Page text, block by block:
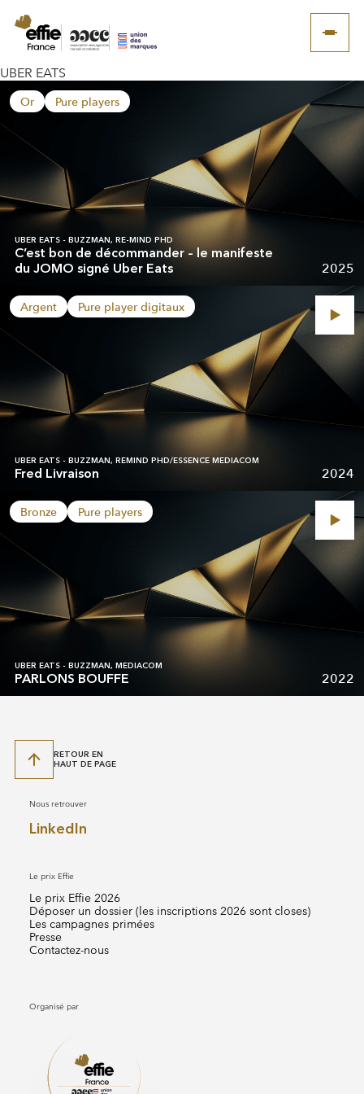
UBER EATS
Or Pure players
UBER EATS - BUZZMAN, RE-MIND PHD
C’est bon de décommander – le manifeste
du JOMO signé Uber Eats
2025
Argent Pure player digitaux
UBER EATS - BUZZMAN, REMIND PHD/ESSENCE MEDIACOM
Fred Livraison 2024
Bronze Pure players
UBER EATS - BUZZMAN, MEDIACOM
PARLONS BOUFFE 2022
RETOUR EN
HAUT DE PAGE
Nous retrouver
LinkedIn
Organisé par
Le prix Effie
Le prix Effie 2026
Déposer un dossier (les inscriptions 2026 sont closes)
Les campagnes primées
Presse
Contactez-nous